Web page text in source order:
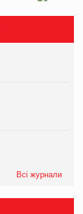
Всі журнали